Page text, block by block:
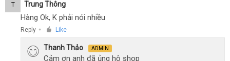
T Trung Thông
Hàng Ok, K phải nói nhiều
Reply ● Like
Thanh Thảo ADMIN
Cảm ơn anh đã ủng hộ shop